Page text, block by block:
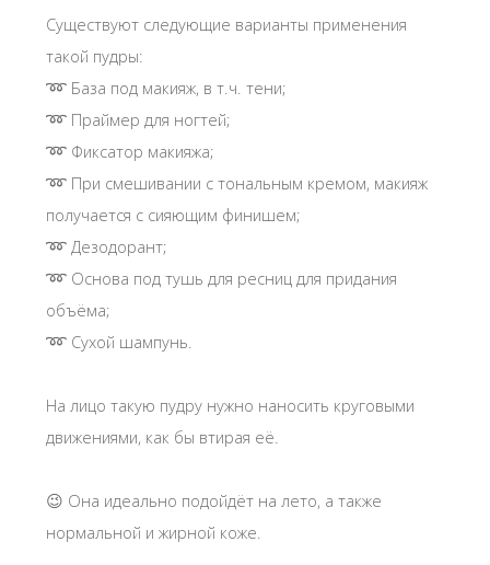
Существуют следующие варианты применения
такой пудры:
➿ База под макияж, в т.ч. тени;
➿ Праймер для ногтей;
➿ Фиксатор макияжа;
➿ При смешивании с тональным кремом, макияж
получается с сияющим финишем;
➿ Дезодорант;
➿ Основа под тушь для ресниц для придания
объёма;
➿ Сухой шампунь.
На лицо такую пудру нужно наносить круговыми
движениями, как бы втирая её.
😉 Она идеально подойдёт на лето, а также
нормальной и жирной коже.